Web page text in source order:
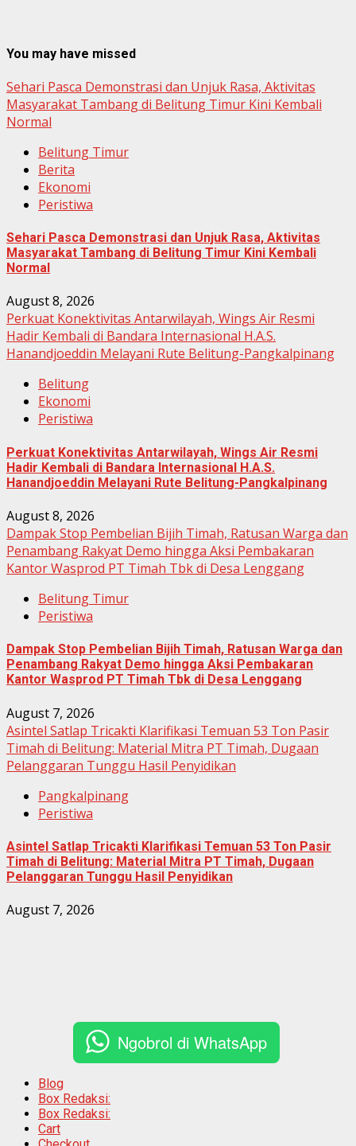
You may have missed
Sehari Pasca Demonstrasi dan Unjuk Rasa, Aktivitas
Masyarakat Tambang di Belitung Timur Kini Kembali
Normal
Belitung Timur
Berita
Ekonomi
Peristiwa
Sehari Pasca Demonstrasi dan Unjuk Rasa, Aktivitas
Masyarakat Tambang di Belitung Timur Kini Kembali
Normal
August 8, 2026
Perkuat Konektivitas Antarwilayah, Wings Air Resmi
Hadir Kembali di Bandara Internasional H.A.S.
Hanandjoeddin Melayani Rute Belitung-Pangkalpinang
Belitung
Ekonomi
Peristiwa
Perkuat Konektivitas Antarwilayah, Wings Air Resmi
Hadir Kembali di Bandara Internasional H.A.S.
Hanandjoeddin Melayani Rute Belitung-Pangkalpinang
August 8, 2026
Dampak Stop Pembelian Bijih Timah, Ratusan Warga dan
Penambang Rakyat Demo hingga Aksi Pembakaran
Kantor Wasprod PT Timah Tbk di Desa Lenggang
Belitung Timur
Peristiwa
Dampak Stop Pembelian Bijih Timah, Ratusan Warga dan
Penambang Rakyat Demo hingga Aksi Pembakaran
Kantor Wasprod PT Timah Tbk di Desa Lenggang
August 7, 2026
Asintel Satlap Tricakti Klarifikasi Temuan 53 Ton Pasir
Timah di Belitung: Material Mitra PT Timah, Dugaan
Pelanggaran Tunggu Hasil Penyidikan
Pangkalpinang
Peristiwa
Asintel Satlap Tricakti Klarifikasi Temuan 53 Ton Pasir
Timah di Belitung: Material Mitra PT Timah, Dugaan
Pelanggaran Tunggu Hasil Penyidikan
August 7, 2026
Ngobrol di WhatsApp
Blog
Box Redaksi:
Box Redaksi:
Cart